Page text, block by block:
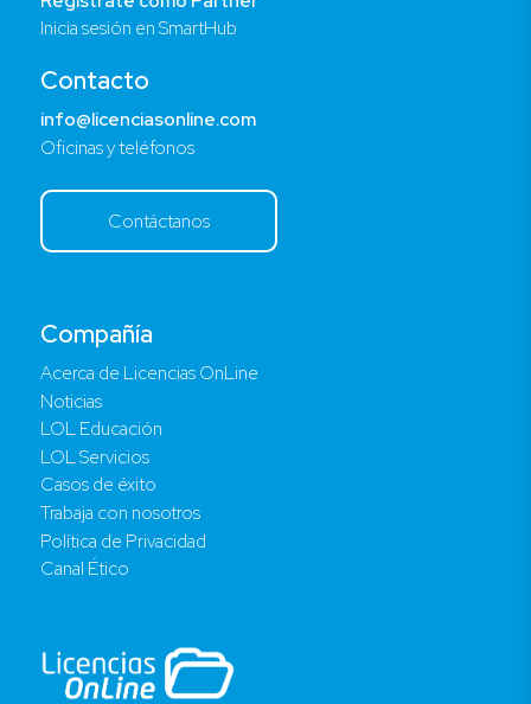
Compañía
Acerca de Licencias OnLine
Noticias
LOL Educación
LOL Servicios
Casos de éxito
Trabaja con nosotros
Política de Privacidad
Canal Ético
Inicia sesión en SmartHub
Contacto
info@licenciasonline.com
Oficinas y teléfonos
Contáctanos